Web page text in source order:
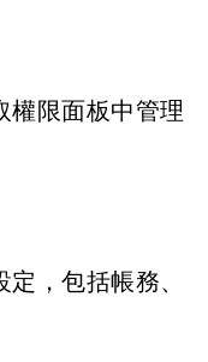
權限面板中管理
，包括帳務、